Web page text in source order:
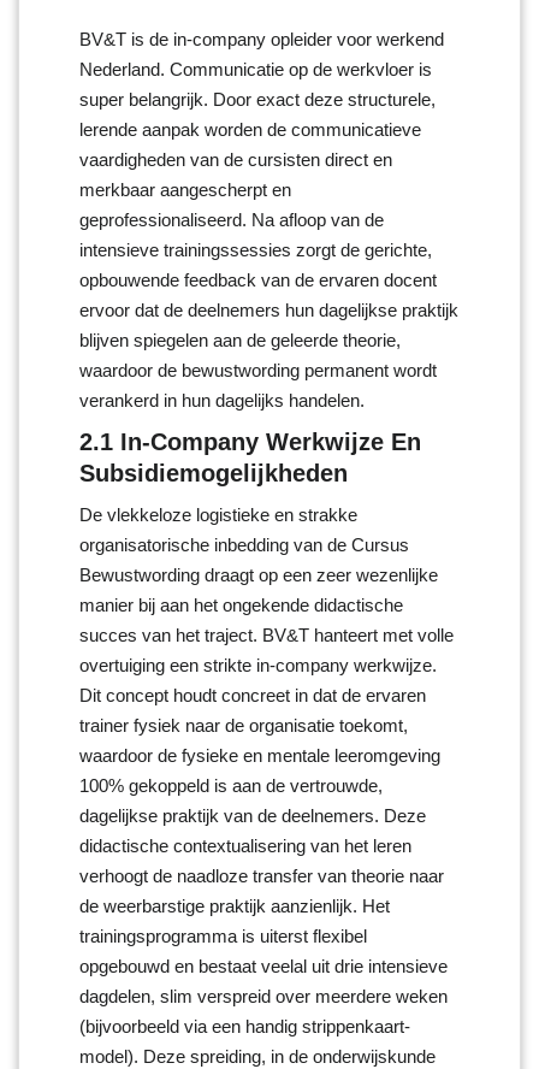
BV&T is de in-company opleider voor werkend
Nederland. Communicatie op de werkvloer is
super belangrijk. Door exact deze structurele,
lerende aanpak worden de communicatieve
vaardigheden van de cursisten direct en
merkbaar aangescherpt en
geprofessionaliseerd. Na afloop van de
intensieve trainingssessies zorgt de gerichte,
opbouwende feedback van de ervaren docent
ervoor dat de deelnemers hun dagelijkse praktijk
blijven spiegelen aan de geleerde theorie,
waardoor de bewustwording permanent wordt
verankerd in hun dagelijks handelen.
2.1 In-Company Werkwijze En
Subsidiemogelijkheden
De vlekkeloze logistieke en strakke
organisatorische inbedding van de Cursus
Bewustwording draagt op een zeer wezenlijke
manier bij aan het ongekende didactische
succes van het traject. BV&T hanteert met volle
overtuiging een strikte in-company werkwijze.
Dit concept houdt concreet in dat de ervaren
trainer fysiek naar de organisatie toekomt,
waardoor de fysieke en mentale leeromgeving
100% gekoppeld is aan de vertrouwde,
dagelijkse praktijk van de deelnemers. Deze
didactische contextualisering van het leren
verhoogt de naadloze transfer van theorie naar
de weerbarstige praktijk aanzienlijk. Het
trainingsprogramma is uiterst flexibel
opgebouwd en bestaat veelal uit drie intensieve
dagdelen, slim verspreid over meerdere weken
(bijvoorbeeld via een handig strippenkaart-
model). Deze spreiding, in de onderwijskunde